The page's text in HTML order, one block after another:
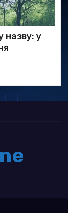
назву: у